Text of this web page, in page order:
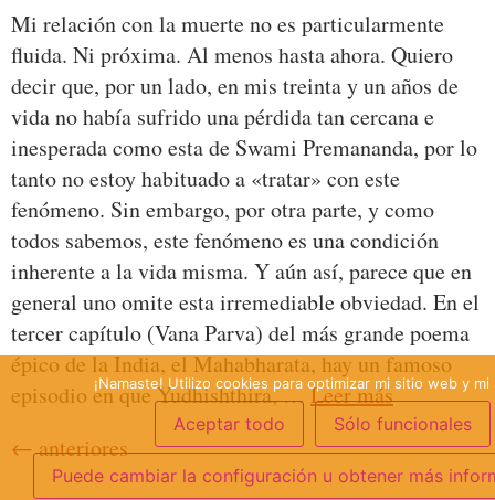
Mi relación con la muerte no es particularmente
fluida. Ni próxima. Al menos hasta ahora. Quiero
decir que, por un lado, en mis treinta y un años de
vida no había sufrido una pérdida tan cercana e
inesperada como esta de Swami Premananda, por lo
tanto no estoy habituado a «tratar» con este
fenómeno. Sin embargo, por otra parte, y como
todos sabemos, este fenómeno es una condición
inherente a la vida misma. Y aún así, parece que en
general uno omite esta irremediable obviedad. En el
tercer capítulo (Vana Parva) del más grande poema
épico de la India, el Mahabharata, hay un famoso
episodio en que Yudhishthira, …Leer más
←anteriores
¡Namaste! Utilizo cookies para optimizar mi sitio web y mi
Aceptar todo Sólo funcionales
Puede cambiar la configuración u obtener más